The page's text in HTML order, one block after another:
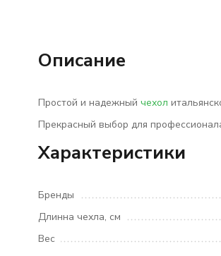
Описание
Простой и надежный чехол
Прекрасный выбор для
Характеристики
Бренды
Длинна чехла, см
Вес